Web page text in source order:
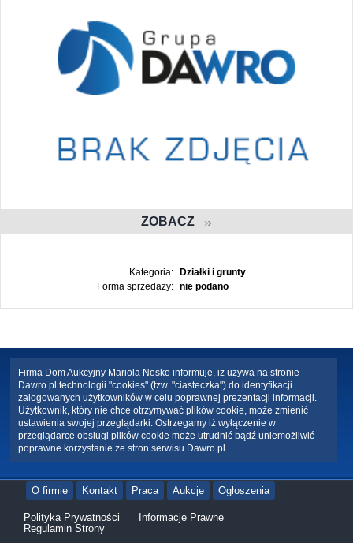
ZOBACZ
Kategoria:
Działki i grunty
Forma sprzedaży:
nie podano
Firma Dom Aukcyjny Mariola Nosko informuje, iż używa na stronie
Dawro.pl technologii "cookies" (tzw. "ciasteczka") do identyfikacji
zalogowanych użytkowników w celu poprawnej prezentacji informacji.
Użytkownik, który nie chce otrzymywać plików cookie, może zmienić
ustawienia swojej przeglądarki. Ostrzegamy iż wyłączenie w
przeglądarce obsługi plików cookie może utrudnić bądź uniemożliwić
poprawne korzystanie ze stron serwisu Dawro.pl .
O firmie Kontakt Praca Aukcje Ogłoszenia
Polityka Prywatności
Informacje Prawne
Regulamin Strony